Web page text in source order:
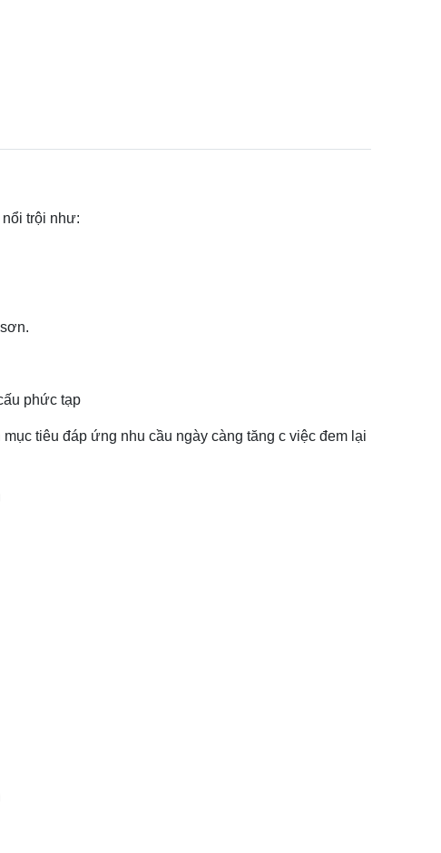
trội như:
phức tạp
tiêu đáp ứng nhu cầu ngày càng tăng c việc đem lại